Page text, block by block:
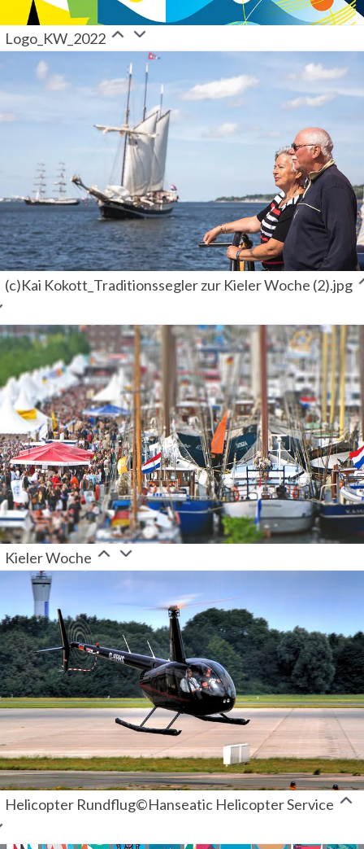
Logo_KW_2022
(c)Kai Kokott_Traditionssegler zur Kieler Woche (2).jpg
Kieler Woche
Helicopter Rundflug©Hanseatic Helicopter Service